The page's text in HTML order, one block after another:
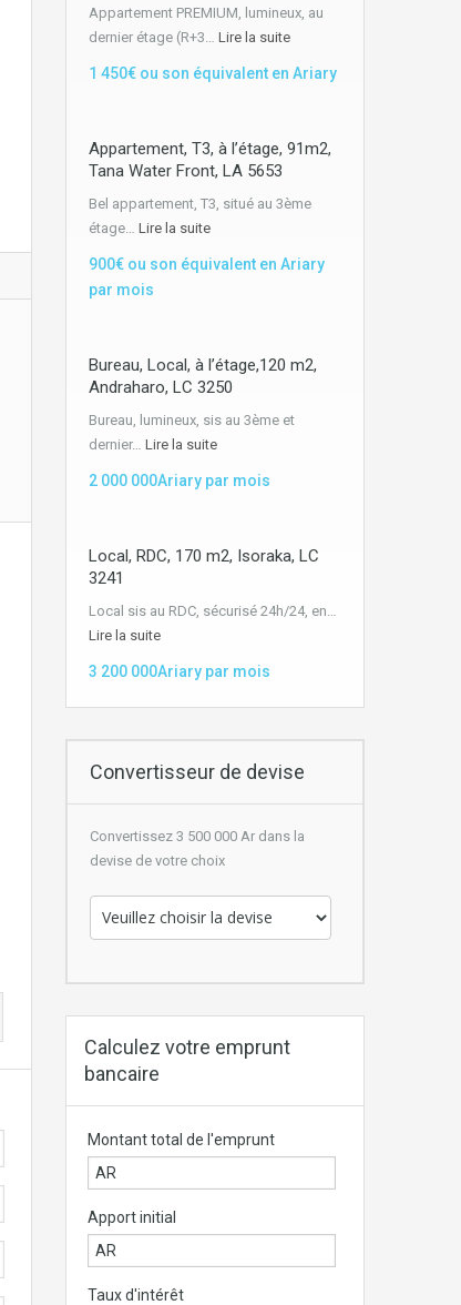
Appartement PREMIUM, lumineux, au
dernier étage (R+3… Lire la suite
1 450€ ou son équivalent en Ariary
Appartement, T3, à l’étage, 91m2,
Tana Water Front, LA 5653
Bel appartement, T3, situé au 3ème
étage… Lire la suite
900€ ou son équivalent en Ariary
par mois
Bureau, Local, à l’étage,120 m2,
Andraharo, LC 3250
Bureau, lumineux, sis au 3ème et
dernier… Lire la suite
2 000 000Ariary par mois
Local, RDC, 170 m2, Isoraka, LC
3241
Local sis au RDC, sécurisé 24h/24, en…
Lire la suite
3 200 000Ariary par mois
Convertisseur de devise
Convertissez 3 500 000 Ar dans la
devise de votre choix
Calculez votre emprunt
bancaire
Montant total de l'emprunt
Apport initial
Taux d'intérêt